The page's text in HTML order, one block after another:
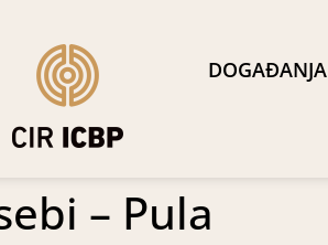
DOGAĐANJA
– Pula